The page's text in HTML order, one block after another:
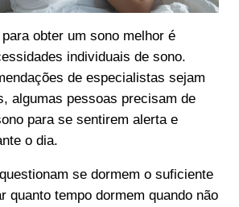
obter um sono melhor é
individuais de sono.
de especialistas sejam
algumas pessoas precisam de
para se sentirem alerta e
o dia.
se dormem o suficiente
quanto tempo dormem quando não